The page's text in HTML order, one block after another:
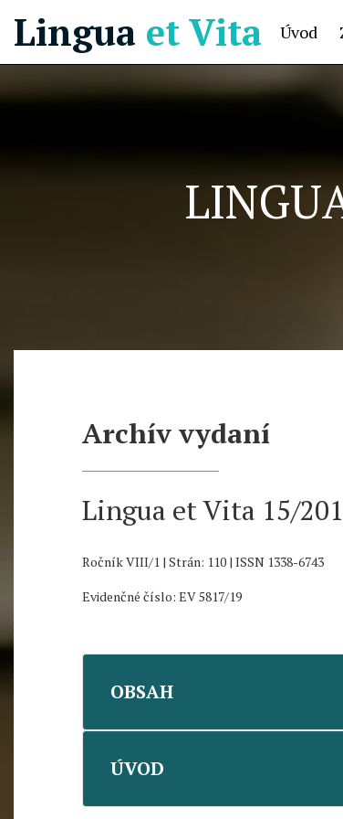
Lingua et Vita Úvod
Archív vydaní
Lingua et Vita 15/
Ročník VIII/1 | Strán: 110 | ISSN 1338-6743
Evidenčné číslo: EV 5817/19
OBSAH
ÚVOD